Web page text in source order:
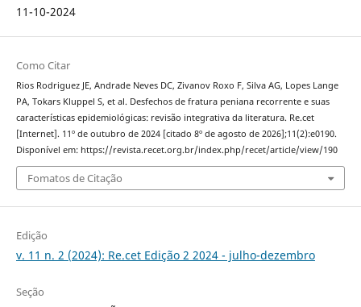
11-10-2024
Como Citar
Rios Rodriguez JE, Andrade Neves DC, Zivanov Roxo F, Silva AG, Lopes Lange
PA, Tokars Kluppel S, et al. Desfechos de fratura peniana recorrente e suas
características epidemiológicas: revisão integrativa da literatura. Re.cet
[Internet]. 11º de outubro de 2024 [citado 8º de agosto de 2026];11(2):e0190.
Disponível em: https://revista.recet.org.br/index.php/recet/article/view/190
Fomatos de Citação
Edição
v. 11 n. 2 (2024): Re.cet Edição 2 2024 - julho-dezembro
Seção